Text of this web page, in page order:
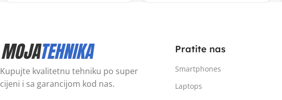
Kupujte kvalitetnu tehniku po super
cijeni i sa garancijom kod nas.
Pratite nas
Smartphones
Laptops